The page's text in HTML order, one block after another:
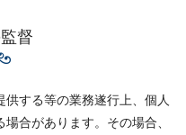
督
する等の業務遂行上、個人
合があります。その場合、